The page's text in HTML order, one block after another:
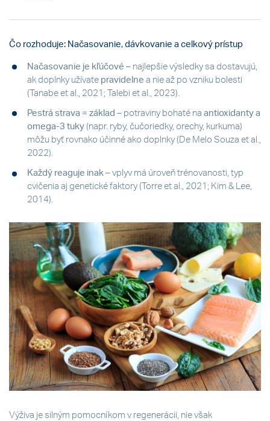
Čo rozhoduje: Načasovanie, dávkovanie a celkový prístup
Načasovanie je kľúčové – najlepšie výsledky sa dostavujú,
ak doplnky užívate pravidelne a nie až po vzniku bolesti
(Tanabe et al., 2021; Talebi et al., 2023).
Pestrá strava = základ – potraviny bohaté na antioxidanty a
omega-3 tuky (napr. ryby, čučoriedky, orechy, kurkuma)
môžu byť rovnako účinné ako doplnky (De Melo Souza et al.,
2022).
Každý reaguje inak – vplyv má úroveň trénovanosti, typ
cvičenia aj genetické faktory (Torre et al., 2021; Kim & Lee,
2014).
Výživa je silným pomocníkom v regenerácii, nie však